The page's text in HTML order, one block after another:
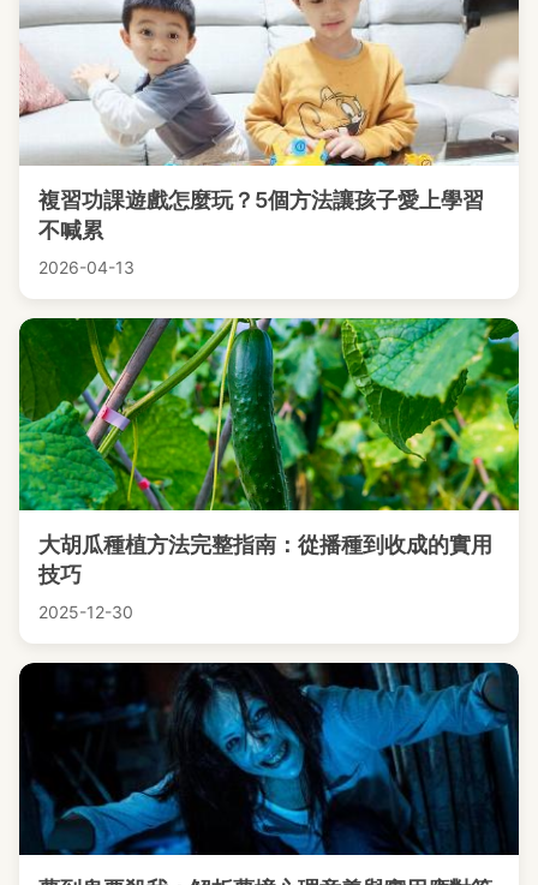
複習功課遊戲怎麼玩？5個方法讓孩子愛上學習
不喊累
2026-04-13
大胡瓜種植方法完整指南：從播種到收成的實用
技巧
2025-12-30